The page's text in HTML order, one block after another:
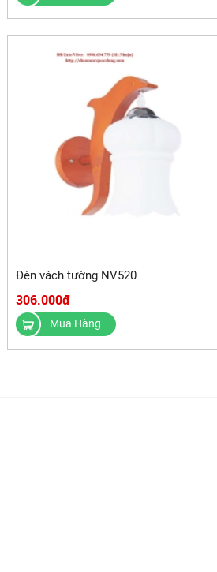
Đèn vách tường NV520
306.000đ
Mua Hàng